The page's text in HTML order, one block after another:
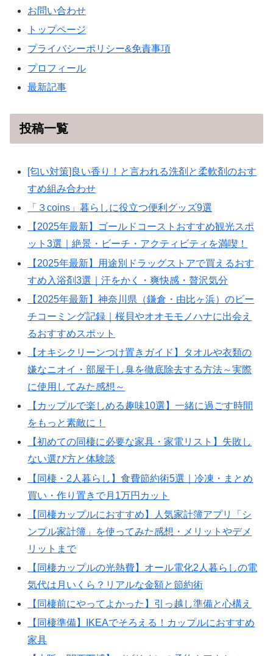
お問い合わせ
トップページ
プライバシーポリシー&免責事項
プロフィール
最新記事
投稿一覧
[匂い対策]良い香り！と言われる洗剤と柔軟剤のおす
すめ組み合わせ
「３coins」暮らしに役立つ便利グッズ9選
【2025年最新】ゴールドコーストおすすめ観光スポ
ット3選｜絶景・ビーチ・アクティビティを満喫！
【2025年最新】用途別ドラッグストアで買えるおす
すめ入浴剤3選｜汗をかく・爽快感・贅沢気分
【2025年最新】神奈川県（鎌倉・由比ヶ浜）のビー
チコーミング記録｜桜貝やオオモモノハナに出会え
るおすすめスポット
【オキシクリーンつけ置きガイド】タオルや衣類の
嫌なニオイ・部屋干し臭を徹底除去する方法～実際
に使用してみた感想～
【カップルで楽しめる趣味10選】一緒に過ごす時間
をもっと素敵に！
【初めての同棲に必要な家具・家電リスト】失敗し
ない選び方と体験談
【同棲・2人暮らし】食費節約術5選｜冷凍・まとめ
買い・作り置きで月1万円カット
【同棲カップルにおすすめ】人気家計簿アプリ「シ
ンプル家計簿」を使ってみた感想・メリットやデメ
リットまで
【同棲カップルの光熱費】オール電化2人暮らしの電
気代は月いくら？リアルな金額と節約術
【同棲前にやってよかった】引っ越し準備と心構え
【同棲準備】IKEAでそろえる！カップルにおすすめ
家具